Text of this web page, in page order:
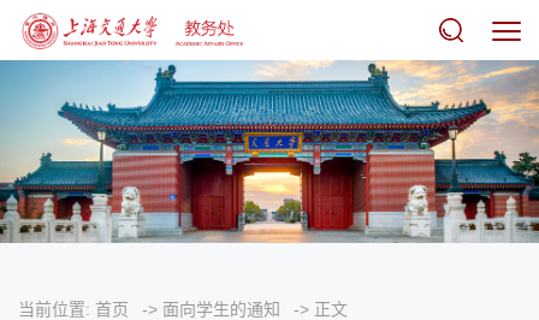
当前位置: 首页 -> 面向学生的通知 -> 正文